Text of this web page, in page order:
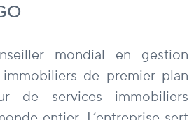
mondial en gestion
immobiliers de premier plan
de services immobiliers